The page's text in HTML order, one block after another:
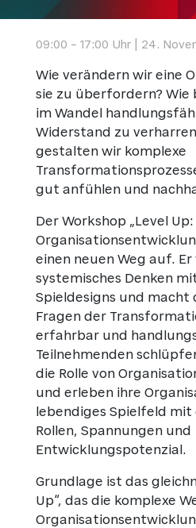
09:00 – 17:00 Uhr | 24.
Wie verändern wir eine
sie zu überfordern? Wie
im Wandel
Widerstand zu
gestalten wir komplexe
gut anfühlen und
Der Workshop „Level
einen neuen Weg auf.
systemisches Denken
Spieldesigns und
Fragen der
erfahrbar und
Teilnehmenden
die Rolle von
und erleben ihre
lebendiges Spielfeld mit
Rollen, Spannungen und
Entwicklungspotenzial.
Grundlage ist das
Up“, das die komplexe